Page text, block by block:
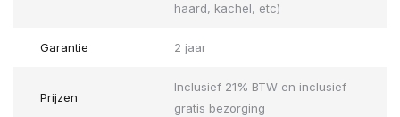
haard, kachel, etc)
Garantie 2 jaar
Prijzen
Inclusief 21% BTW en inclusief
gratis bezorging